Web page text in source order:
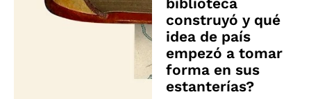
construyó y qué
idea de país
empezó a tomar
forma en sus
estanterías?